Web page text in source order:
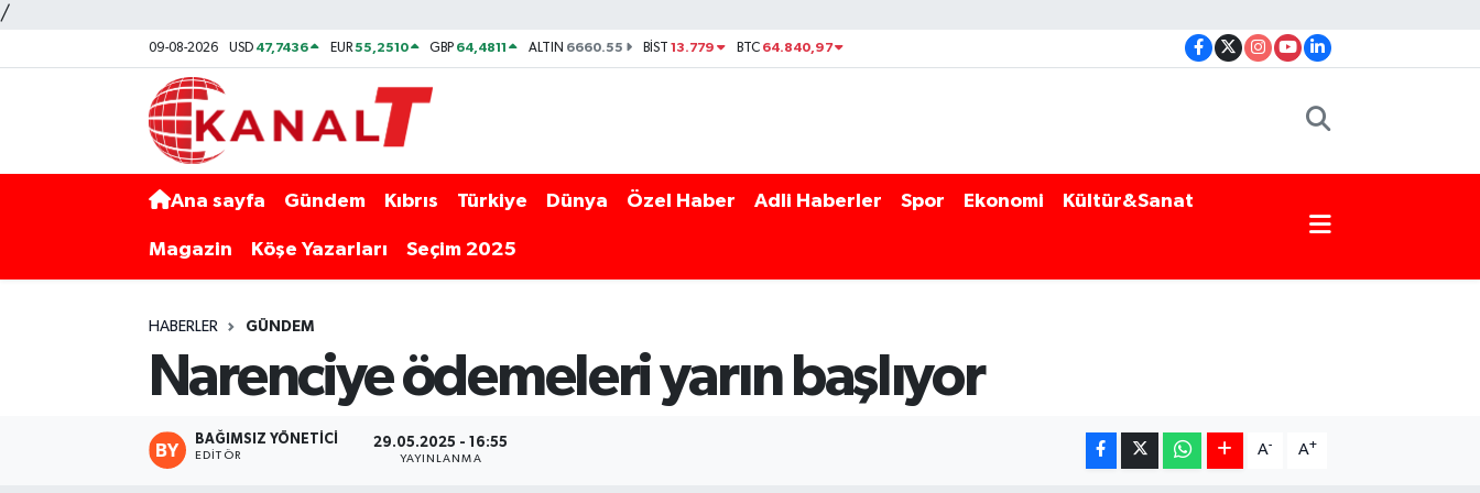
/
09-08-2026 USD 47,7436 EUR55,2510 GBP 64,4811 ALTIN 6660.55 BİST13.779 BTC 64.840,97
Ana sayfa Gündem Kıbrıs Türkiye Dünya Özel Haber Adli Haberler Spor Ekonomi Kültür&Sanat
Magazin Köşe Yazarları Seçim 2025
HABERLER GÜNDEM
Narenciye ödemeleri yarın başlıyor
BAĞIMSIZ YÖNETICI
EDITÖR
29.05.2025 - 16:55
YAYINLANMA
A- A+